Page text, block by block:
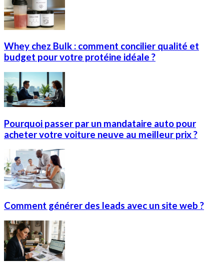
Whey chez Bulk : comment concilier qualité et
budget pour votre protéine idéale ?
Pourquoi passer par un mandataire auto pour
acheter votre voiture neuve au meilleur prix ?
Comment générer des leads avec un site web ?